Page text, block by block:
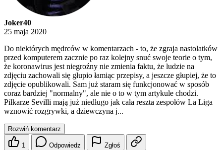
Joker40
25 maja 2020
Do niektórych mędrców w komentarzach - to, że zgraja nastolatków
przed komputerem zacznie po raz kolejny snuć swoje teorie o tym,
że koronawirus jest niegroźny nie zmienia faktu, że ludzie na
zdjęciu zachowali się głupio łamiąc przepisy, a jeszcze głupiej, że to
zdjęcie opublikowali. Sam już staram się funkcjonować w sposób
coraz bardziej "normalny", ale nie o to w tym artykule chodzi.
Piłkarze Sevilli mają już niedługo jak cała reszta zespołów La Liga
wznowić rozgrywki, a dziewczyna j...
Rozwiń komentarz
1 Odpowiedz Zgłoś